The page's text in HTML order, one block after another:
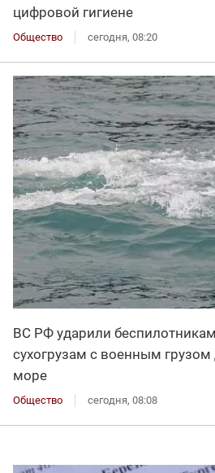
цифровой гигиене
Общество сегодня, 08:20
ВС РФ ударили
сухогрузам с военным
море
Общество сегодня, 08:08